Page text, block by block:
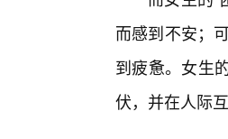
而感到不安；
到疲惫。女生
伏，并在人际